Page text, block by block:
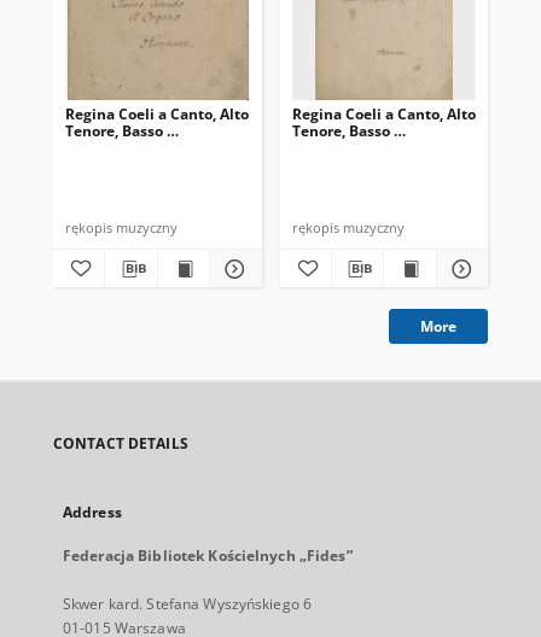
Regina Coeli a Canto, Alto
Tenore, Basso …
rękopis muzyczny
Regina Coeli a Canto, Alto
Tenore, Basso …
rękopis muzyczny
More
CONTACT DETAILS
Address
Federacja Bibliotek Kościelnych „Fides”
Skwer kard. Stefana Wyszyńskiego 6
01-015 Warszawa